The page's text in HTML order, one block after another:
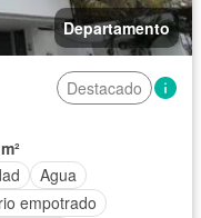
Departamento
Destacado
Agua
empotrado